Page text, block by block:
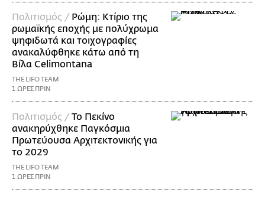
Πολιτισμός / Ρώμη: Κτίριο της
ρωμαϊκής εποχής με πολύχρωμα
ψηφιδωτά και τοιχογραφίες
ανακαλύφθηκε κάτω από τη
Βίλα Celimontana
THE LIFO TEAM
1 ΩΡΕΣ ΠΡΙΝ
Πολιτισμός / Το Πεκίνο
ανακηρύχθηκε Παγκόσμια
Πρωτεύουσα Αρχιτεκτονικής για
το 2029
THE LIFO TEAM
1 ΩΡΕΣ ΠΡΙΝ